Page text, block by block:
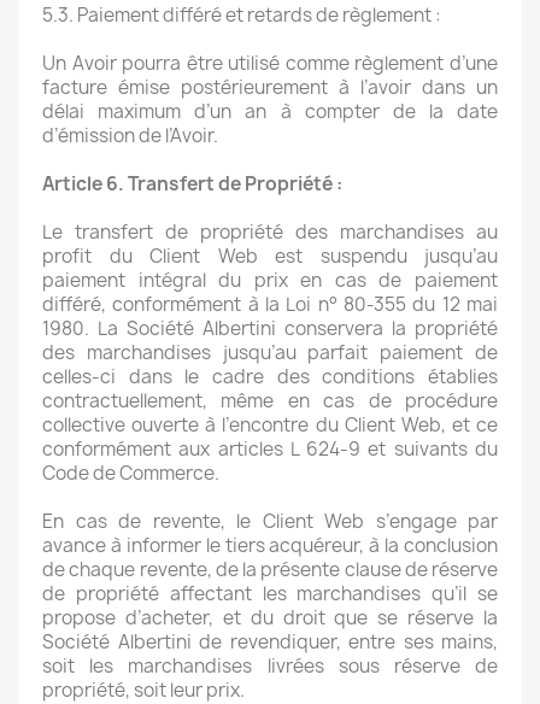
5.3. Paiement différé et retards de règlement :
Un Avoir pourra être utilisé comme règlement d’une
facture émise postérieurement à l’avoir dans un
délai maximum d’un an à compter de la date
d’émission de l’Avoir.
Article 6. Transfert de Propriété :
Le transfert de propriété des marchandises au
profit du Client Web est suspendu jusqu’au
paiement intégral du prix en cas de paiement
différé, conformément à la Loi n° 80-355 du 12 mai
1980. La Société Albertini conservera la propriété
des marchandises jusqu’au parfait paiement de
celles-ci dans le cadre des conditions établies
contractuellement, même en cas de procédure
collective ouverte à l’encontre du Client Web, et ce
conformément aux articles L 624-9 et suivants du
Code de Commerce.
En cas de revente, le Client Web s’engage par
avance à informer le tiers acquéreur, à la conclusion
de chaque revente, de la présente clause de réserve
de propriété affectant les marchandises qu’il se
propose d’acheter, et du droit que se réserve la
Société Albertini de revendiquer, entre ses mains,
soit les marchandises livrées sous réserve de
propriété, soit leur prix.